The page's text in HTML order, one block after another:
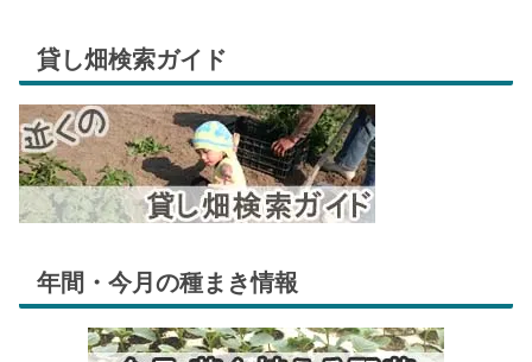
貸し畑検索ガイド
年間・今月の種まき情報